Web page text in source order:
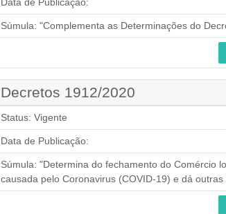
Súmula: "Complementa as Determinações do
Decretos 1912/2020
Status: Vigente
Data de Publicação:
Súmula: "Determina do fechamento do Comércio
causada pelo Coronavirus (COVID-19) e dá outras